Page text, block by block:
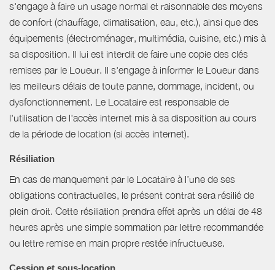
s'engage à faire un usage normal et raisonnable des moyens
de confort (chauffage, climatisation, eau, etc.), ainsi que des
équipements (électroménager, multimédia, cuisine, etc.) mis à
sa disposition. Il lui est interdit de faire une copie des clés
remises par le Loueur. Il s'engage à informer le Loueur dans
les meilleurs délais de toute panne, dommage, incident, ou
dysfonctionnement. Le Locataire est responsable de
l'utilisation de l'accès internet mis à sa disposition au cours
de la période de location (si accès internet).
Résiliation
En cas de manquement par le Locataire à l’une de ses
obligations contractuelles, le présent contrat sera résilié de
plein droit. Cette résiliation prendra effet après un délai de 48
heures après une simple sommation par lettre recommandée
ou lettre remise en main propre restée infructueuse.